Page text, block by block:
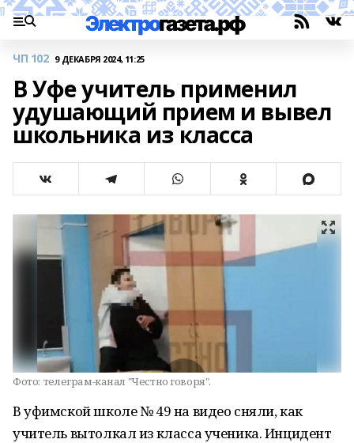
ЧП 102 9 ДЕКАБРЯ 2024, 11:25
В Уфе учитель применил
удушающий прием и вывел
школьника из класса
Фото: телеграм-канал "Честно говоря".
В уфимской школе № 49 на видео сняли, как
учитель вытолкал из класса ученика. Инцидент